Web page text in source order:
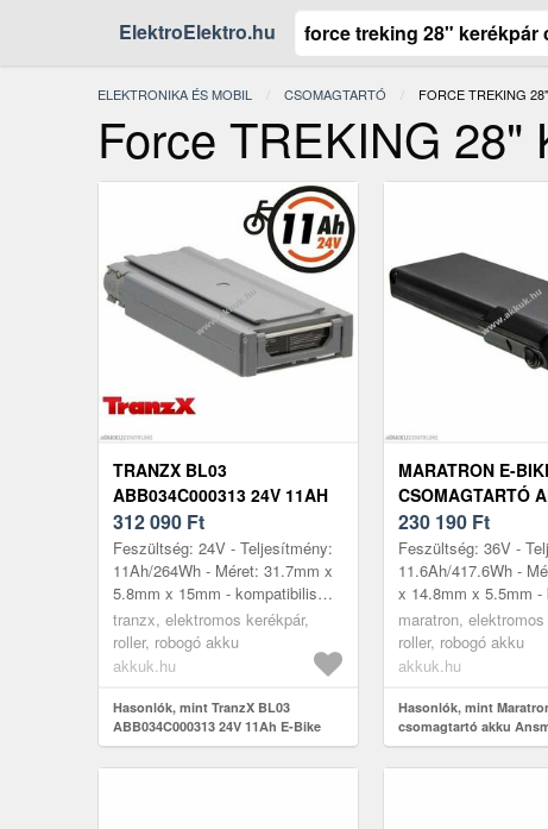
ElektroElektro.hu
ELEKTRONIKA ÉS MOBIL CSOMAGTARTÓ JELENLEGI:
FORCE TREKING
Force TREKING 28"
TRANZX BL03
ABB034C000313 24V 11AH
E-BIKE CSOMAGTARTÓ
AKKU
312 090 Ft
Feszültség: 24V - Teljesítmény:
11Ah/264Wh - Méret: 31.7mm x
5.8mm x 15mm - kompatibilis
modellek: Sachs elo-Bike deluxe,
Electra deluxe, Winora S2...
tranzx, elektromos kerékpár,
roller, robogó akku
akkuk.hu
Hasonlók, mint TranzX BL03
ABB034C000313 24V 11Ah E-Bike
csomagtartó akku
MARATRON E-
CSOMAGTARTÓ
ANSMANN
37V 12AH
230 190 Ft
Feszültség: 36V -
11.6Ah/417.6Wh -
x 14.8mm x 5.5mm -
modellek: Ansmann,
Porta, Wheelstöm,
maratron,
roller, robogó akku
akkuk.hu
Hasonlók, mint
csomagtartó akku
PortaPower 37V 12Ah